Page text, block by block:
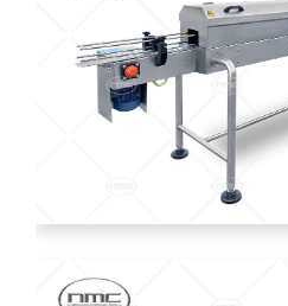
kabuk soyucular
Dereceler ve sıralamalar
Yıkama Makineleri
DEPOLAMA VE AKTARMA
Depo ve aktarma tankları
E- KATALOG
İLETİŞİM